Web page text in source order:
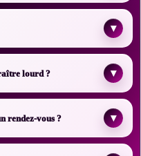
▾
lourd ? ▾
rendez-vous ? ▾